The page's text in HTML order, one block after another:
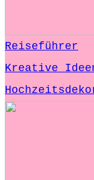
Reiseführer
Kreative